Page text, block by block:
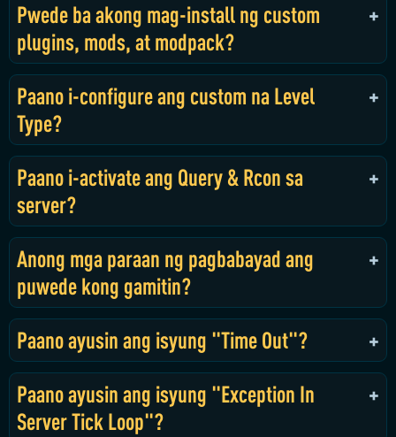
Pwede ba akong mag-install ng custom
plugins, mods, at modpack?
Paano i-configure ang custom na Level
Type?
Paano i-activate ang Query & Rcon sa
server?
Anong mga paraan ng pagbabayad ang
puwede kong gamitin?
Paano ayusin ang isyung "Time Out"?
Paano ayusin ang isyung "Exception In
Server Tick Loop"?